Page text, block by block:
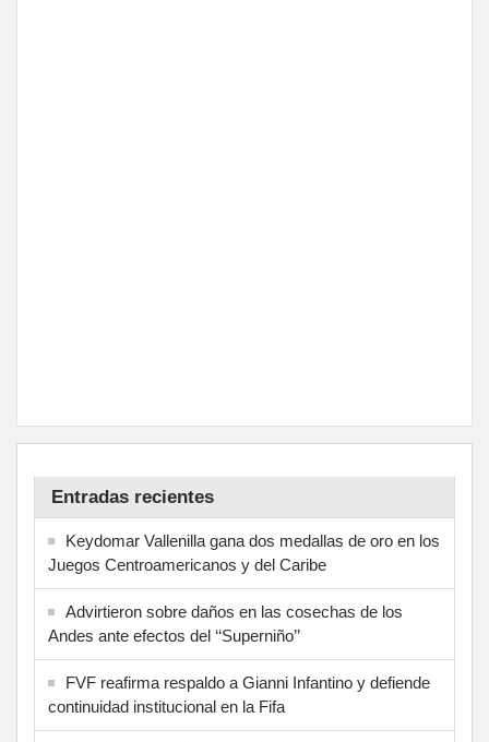
Entradas recientes
Keydomar Vallenilla gana dos medallas de oro en los
Juegos Centroamericanos y del Caribe
Advirtieron sobre daños en las cosechas de los
Andes ante efectos del ‘‘Superniño’’
FVF reafirma respaldo a Gianni Infantino y defiende
continuidad institucional en la Fifa